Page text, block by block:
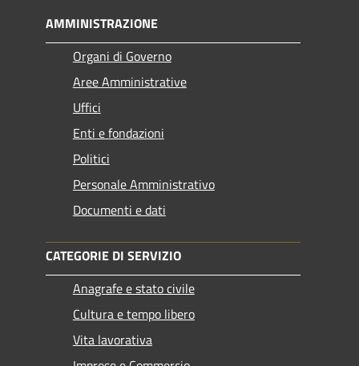
AMMINISTRAZIONE
Organi di Governo
Aree Amministrative
Uffici
Enti e fondazioni
Politici
Personale Amministrativo
Documenti e dati
CATEGORIE DI SERVIZIO
Anagrafe e stato civile
Cultura e tempo libero
Vita lavorativa